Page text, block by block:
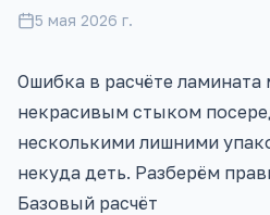
5 мая 2026 г.
Ошибка в расчёте ламината
некрасивым стыком
несколькими лишними
некуда деть. Разберём
Базовый расчёт